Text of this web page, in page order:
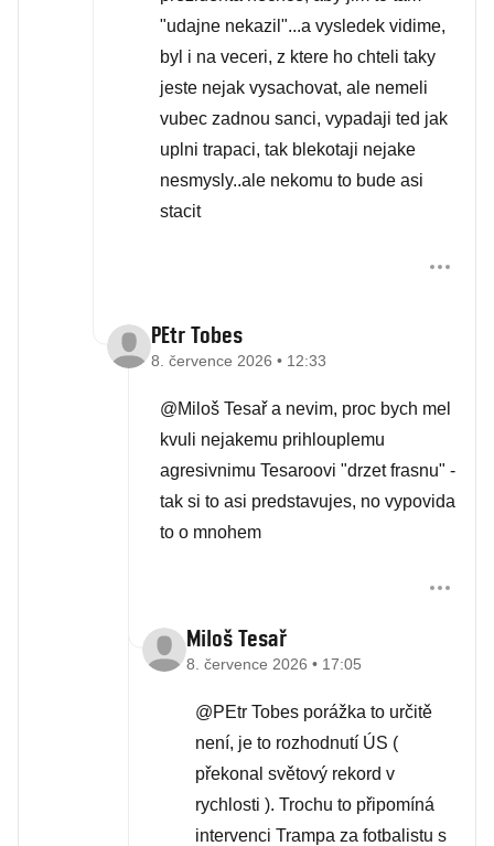
"udajne nekazil"...a vysledek vidime,
byl i na veceri, z ktere ho chteli taky
jeste nejak vysachovat, ale nemeli
vubec zadnou sanci, vypadaji ted jak
uplni trapaci, tak blekotaji nejake
nesmysly..ale nekomu to bude asi
stacit
PEtr Tobes
8. července 2026 • 12:33
@Miloš Tesař a nevim, proc bych mel
kvuli nejakemu prihlouplemu
agresivnimu Tesaroovi "drzet frasnu" -
tak si to asi predstavujes, no vypovida
to o mnohem
Miloš Tesař
8. července 2026 • 17:05
@PEtr Tobes porážka to určitě
není, je to rozhodnutí ÚS (
překonal světový rekord v
rychlosti ). Trochu to připomíná
intervenci Trampa za fotbalistu s